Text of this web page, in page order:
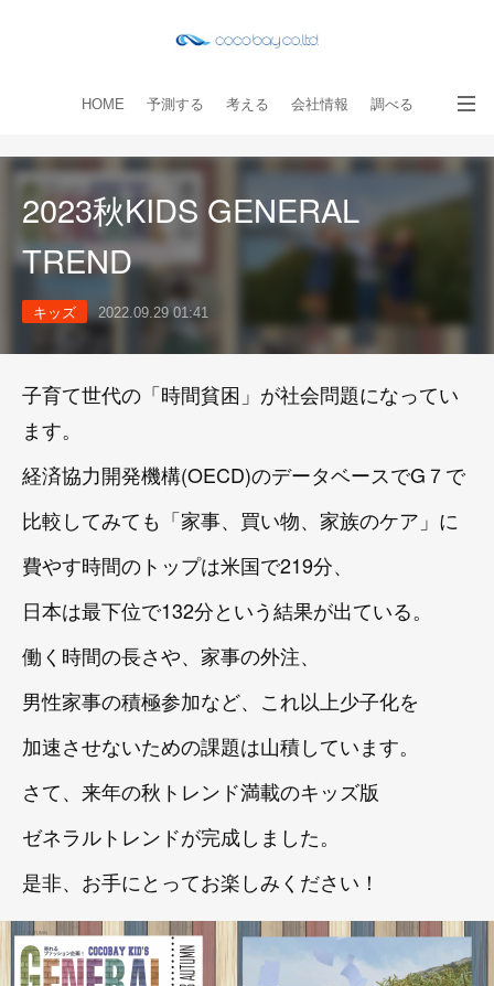
HOME 予測する 考える 会社情報 調べる
出版物 手伝う お問い合わせ
2023秋KIDS GENERAL
TREND
キッズ 2022.09.29 01:41
子育て世代の「時間貧困」が社会問題になってい
ます。
経済協力開発機構(OECD)のデータベースでG７で
比較してみても「家事、買い物、家族のケア」に
費やす時間のトップは米国で219分、
日本は最下位で132分という結果が出ている。
働く時間の長さや、家事の外注、
男性家事の積極参加など、これ以上少子化を
加速させないための課題は山積しています。
さて、来年の秋トレンド満載のキッズ版
ゼネラルトレンドが完成しました。
是非、お手にとってお楽しみください！